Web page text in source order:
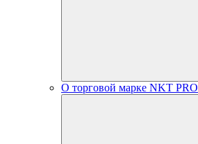
О торговой марке NKT PRO